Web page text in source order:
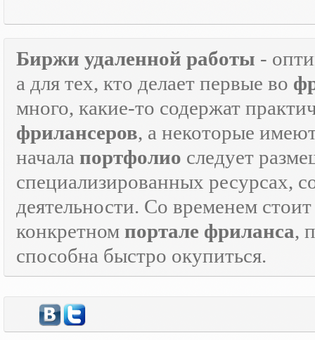
Биржи удаленной работы -
а для тех, кто делает первые во
много, какие-то содержат
фрилансеров, а некоторые
начала портфолио следует
специализированных ресурсах,
деятельности. Со временем
конкретном портале фриланса,
способна быстро окупиться.